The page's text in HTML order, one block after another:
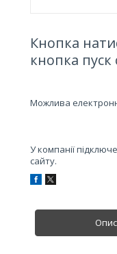
Кнопка
кнопка
У компанії
сайту.
Опис